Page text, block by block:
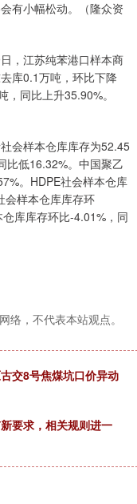
有小幅松动。（隆众资
，江苏纯苯港口样本商
库0.1万吨，环比下降
同比上升35.90%。
会样本仓库库存为52.45
比低16.32%。中国聚乙
。HDPE社会样本仓库
会样本仓库库存环
库库存环比-4.01%，同
络，不代表本站观点。
交8号焦煤坑口价异动
要求，相关规则进一